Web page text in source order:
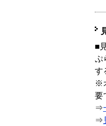
■
ぷ
す
※
要
⇒
⇒